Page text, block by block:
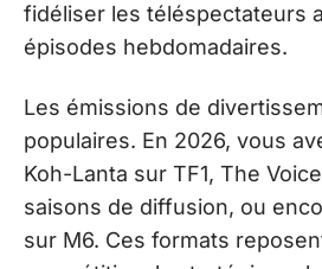
fidéliser les téléspectateurs
épisodes hebdomadaires.
Les émissions de
populaires. En 2026, vous
Koh-Lanta sur TF1, The
saisons de diffusion, ou
sur M6. Ces formats